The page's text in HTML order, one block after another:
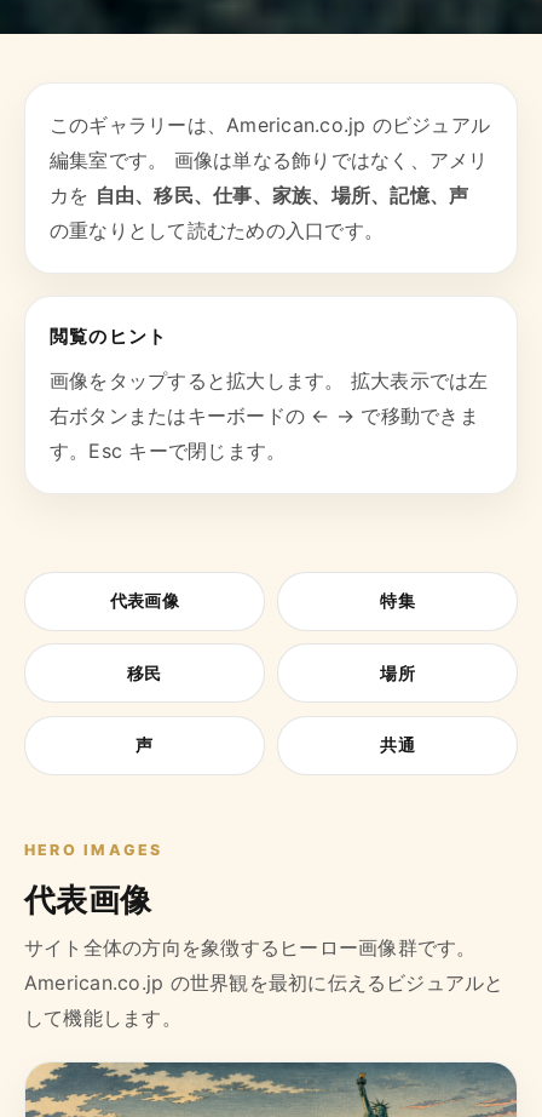
このギャラリーは、American.co.jp のビジュアル
編集室です。 画像は単なる飾りではなく、アメリ
カを 自由、移民、仕事、家族、場所、記憶、声
の重なりとして読むための入口です。
閲覧のヒント
画像をタップすると拡大します。 拡大表示では左
右ボタンまたはキーボードの ← → で移動できま
す。Esc キーで閉じます。
代表画像 特集
移民 場所
声 共通
HERO IMAGES
代表画像
サイト全体の方向を象徴するヒーロー画像群です。
American.co.jp の世界観を最初に伝えるビジュアルと
して機能します。